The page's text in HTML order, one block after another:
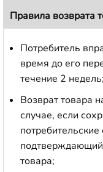
Правила возврата
Потребитель
время до его
течение 2 недель;
Возврат товара
случае, если
подтверждающий
товара;